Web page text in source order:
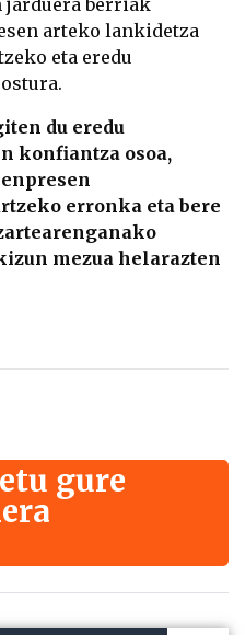
arteko lankidetza
eta eredu
du eredu
konfiantza osoa,
erronka eta bere
mezua helarazten
gure